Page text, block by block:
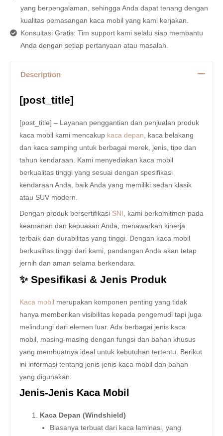
yang berpengalaman, sehingga Anda dapat tenang dengan
kualitas pemasangan kaca mobil yang kami kerjakan.
Konsultasi Gratis: Tim support kami selalu siap membantu
Anda dengan setiap pertanyaan atau masalah.
Description
[post_title]
[post_title] – Layanan penggantian dan penjualan produk
kaca mobil kami mencakup kaca depan , kaca belakang
dan kaca samping untuk berbagai merek, jenis, tipe dan
tahun kendaraan. Kami menyediakan kaca mobil
berkualitas tinggi yang sesuai dengan spesifikasi
kendaraan Anda, baik Anda yang memiliki sedan klasik
atau SUV modern.
Dengan produk bersertifikasi SNI
, kami berkomitmen pada
keamanan dan kepuasan Anda, menawarkan kinerja
terbaik dan durabilitas yang tinggi. Dengan kaca mobil
berkualitas tinggi dari kami, pandangan Anda akan tetap
jernih dan aman selama berkendara.
✨ Spesifikasi & Jenis Produk
Kaca mobil merupakan komponen penting yang tidak
hanya memberikan visibilitas kepada pengemudi tapi juga
melindungi dari elemen luar. Ada berbagai jenis kaca
mobil, masing-masing dengan fungsi dan bahan khusus
yang membuatnya ideal untuk kebutuhan tertentu. Berikut
ini informasi tentang jenis-jenis kaca mobil dan bahan
yang digunakan:
Jenis-Jenis Kaca Mobil
Kaca Depan (Windshield)
Biasanya terbuat dari kaca laminasi, yang